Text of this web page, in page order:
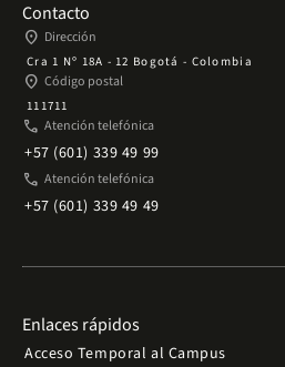
Contacto
place Dirección
Cra 1 Nº 18A - 12 Bogotá - Colombia
place Código postal
111711
phone Atención telefónica
+57 (601) 339 49 99
phone Atención telefónica
+57 (601) 339 49 49
Enlaces rápidos
Acceso Temporal al Campus